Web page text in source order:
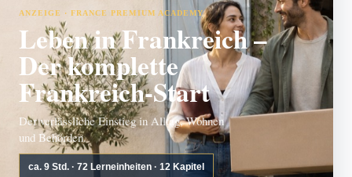
ANZEIGE · FRANCE PREMIUM ACADEMY
Leben in Frankreich –
Der komplette
Frankreich-Start
Der verlässliche Einstieg in Alltag, Wohnen
und Behörden.
ca. 9 Std. · 72 Lerneinheiten · 12 Kapitel